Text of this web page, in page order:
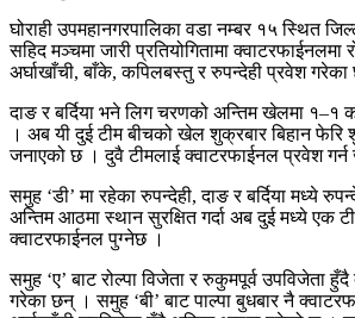
घोराही उपमहानगरपालिका वडा नम्बर १५ स्थित
सहिद मञ्चमा जारी प्रतियोगितामा क्वाटरफाईनलमा
अर्घाखाँची, बाँके, कपिलबस्तु र रुपन्देही प्रवेश
दाङ र बर्दिया भने लिग चरणको अन्तिम खेलमा १–१
। अब यी दुई टीम बीचको खेल शुक्रबार बिहान
जनाएको छ । दुवै टीमलाई क्वाटरफाईनल प्रवेश गर्न
समुह ‘डी’ मा रहेका रुपन्देही, दाङ र बर्दिया मध्ये
अन्तिम आठमा स्थान सुरक्षित गर्दा अब दुई मध्ये एक
क्वाटरफाईनल पुग्नेछ ।
समुह ‘ए’ बाट रोल्पा विजेता र रुकुमपूर्व उपविजेता
गरेका छन् । समुह ‘बी’ बाट पाल्पा बुधबार नै